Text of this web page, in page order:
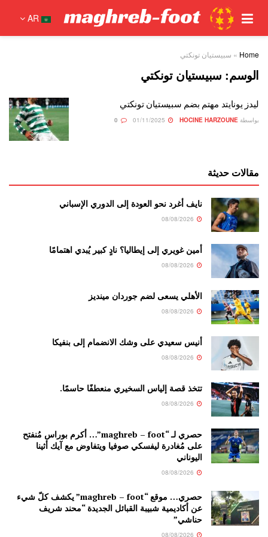
AR
Home
» سبيستيان تونكتي
الوسم: سبيستيان تونكتي
ليدز يونايتد مهتم بضم سبيستيان تونكتي
بواسطة HOCINE HARZOUNE
مقالات حديثة
نايف أغرد نحو العودة إلى الدوري الإسباني
أمين غويري إلى إيطاليا؟ نادٍ كبير يُبدي اهتمامًا
الأهلي يسعى لضم جوردان مينديز
أنيس سعيدي على وشك الانضمام إلى بنفيكا
تتخذ قصة إلياس السخيري منعطفًا حاسمًا.
حصري لـ “maghreb – foot”… أكرم بوراس مُنفتح
على مُغادرة ليفسكي صوفيا ويتفاوض مع آيك أثينا
اليوناني
حصري… موقع “maghreb – foot” يكشف كلّ شيء
عن أكاديمية شبيبة القبائل الجديدة “محند شريف
حناشي”